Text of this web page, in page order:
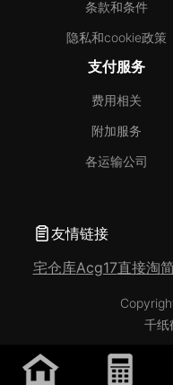
条款和条件
隐私和cookie政策
支付服务
费用相关
附加服务
各运输公司
友情链接
宅仓库Acg17直接淘
千纸